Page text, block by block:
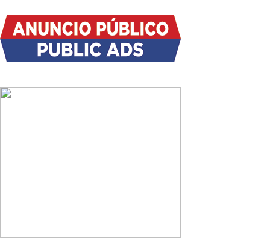
Actualidad